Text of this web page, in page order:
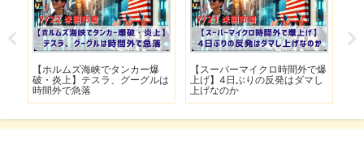
【ホルムズ海峡でタンカー爆
破・炎上】テスラ、グーグルは
時間外で急落
【スーパーマイクロ時間外で爆
上げ】4日ぶりの反発はダマし
上げなのか